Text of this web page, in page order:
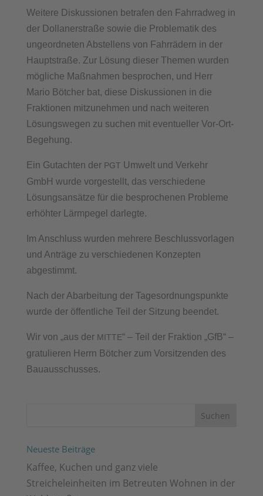
Weitere Diskussionen betrafen den Fahrradweg in
der Dollanerstraße sowie die Problematik des
ungeordneten Abstellens von Fahrrädern in der
Hauptstraße. Zur Lösung dieser Themen wurden
mögliche Maßnahmen besprochen, und Herr
Mario Bötcher bat, diese Diskussionen in die
Fraktionen mitzunehmen und nach weiteren
Lösungswegen zu suchen mit eventueller Vor-Ort-
Begehung.
Ein Gutachten der PGT Umwelt und Verkehr
GmbH wurde vorgestellt, das verschiedene
Lösungsansätze für die besprochenen Probleme
erhöhter Lärmpegel darlegte.
Im Anschluss wurden mehrere Beschlussvorlagen
und Anträge zu verschiedenen Konzepten
abgestimmt.
Nach der Abarbeitung der Tagesordnungspunkte
wurde der öffentliche Teil der Sitzung beendet.
Wir von „aus der MITTE“ – Teil der Fraktion „GfB“ –
gratulieren Herrn Bötcher zum Vorsitzenden des
Bauausschusses.
Neueste Beiträge
Kaffee, Kuchen und ganz viele
Streicheleinheiten im Betreuten Wohnen in der